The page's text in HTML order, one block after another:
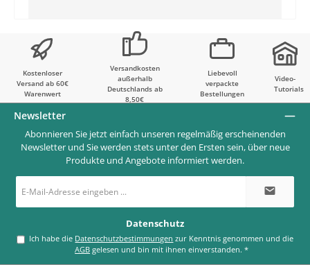
Kostenloser
Versand ab 60€
Warenwert
Versandkosten
außerhalb
Deutschlands ab
8,50€
Liebevoll
verpackte
Bestellungen
Video-
Tutorials
Newsletter
Abonnieren Sie jetzt einfach unseren regelmäßig erscheinenden
Newsletter und Sie werden stets unter den Ersten sein, über neue
Produkte und Angebote informiert werden.
E-
Mail-
*
Datenschutz
Ich habe die Datenschutzbestimmungen
AGB gelesen und bin mit ihnen einverstanden.*